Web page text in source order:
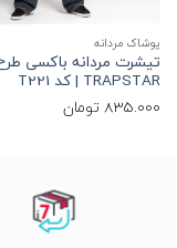
پوشاک مردانه
تیشرت مردانه باکسی طرح
TRAPSTAR | کد T221
835.000تومان